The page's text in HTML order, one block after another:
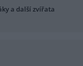
a další zvířata